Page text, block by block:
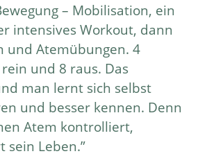
– Mobilisation, ein
intensives Workout, dann
und Atemübungen. 4
und 8 raus. Das
man lernt sich selbst
und besser kennen. Denn
Atem kontrolliert,
sein Leben.”